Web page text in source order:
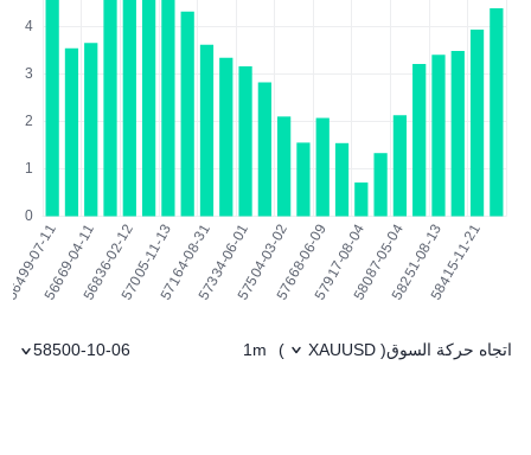
اتجاه حركة السوق(
XAUUSD
)
1m
58500-10-06